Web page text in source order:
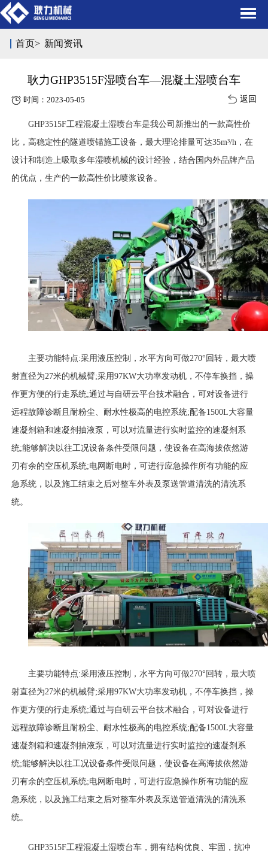
首页> 新闻资讯
耿力GHP3515F湿喷台车—混凝土湿喷台车
时间：2023-05-05 返回
GHP3515F工程混凝土湿喷台车是我公司新推出的一款高性价
比，高稳定性的隧道喷锚施工设备，最大理论排量可达35m³/h，在
设计和制造上吸取多年湿喷机械的设计经验，结合国内外品牌产品
的优点，生产的一款高性价比喷浆设备。
主要功能特点:采用液压控制，水平方向可做270°回转，最大喷
射直径为27米的机械臂;采用97KW大功率发动机，不停车换挡，操
作更方便的行走系统;通过与自研云平台技术融合，可对设备进行
远程故障诊断且耐粉尘、耐水性极高的电控系统;配备1500L大容量
速凝剂箱和速凝剂抽液泵，可以对流量进行实时监控的速凝剂系
统;能够解决以往工况设备条件受限问题，使设备在高海拔依然游
刃有余的空压机系统;电网断电时，可进行应急操作所有功能的应
急系统，以及施工结束之后对整车外表及泵送管道清洗的清洗系
统。
主要功能特点:采用液压控制，水平方向可做270°回转，最大喷
射直径为27米的机械臂;采用97KW大功率发动机，不停车换挡，操
作更方便的行走系统;通过与自研云平台技术融合，可对设备进行
远程故障诊断且耐粉尘、耐水性极高的电控系统;配备1500L大容量
速凝剂箱和速凝剂抽液泵，可以对流量进行实时监控的速凝剂系
统;能够解决以往工况设备条件受限问题，使设备在高海拔依然游
刃有余的空压机系统;电网断电时，可进行应急操作所有功能的应
急系统，以及施工结束之后对整车外表及泵送管道清洗的清洗系
统。
GHP3515F工程混凝土湿喷台车，拥有结构优良、牢固，抗冲